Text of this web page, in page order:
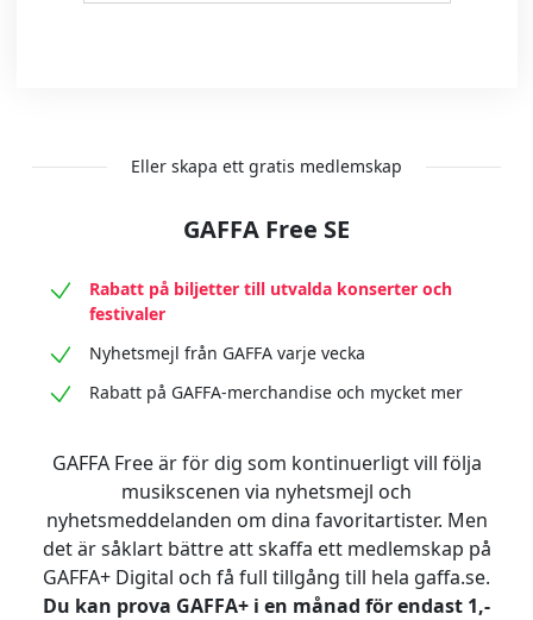
Eller skapa ett gratis medlemskap
GAFFA Free SE
Rabatt på biljetter till utvalda konserter och
festivaler
Nyhetsmejl från GAFFA varje vecka
Rabatt på GAFFA-merchandise och mycket mer
GAFFA Free är för dig som kontinuerligt vill följa
musikscenen via nyhetsmejl och
nyhetsmeddelanden om dina favoritartister. Men
det är såklart bättre att skaffa ett medlemskap på
GAFFA+ Digital och få full tillgång till hela gaffa.se.
Du kan prova GAFFA+ i en månad för endast 1,-